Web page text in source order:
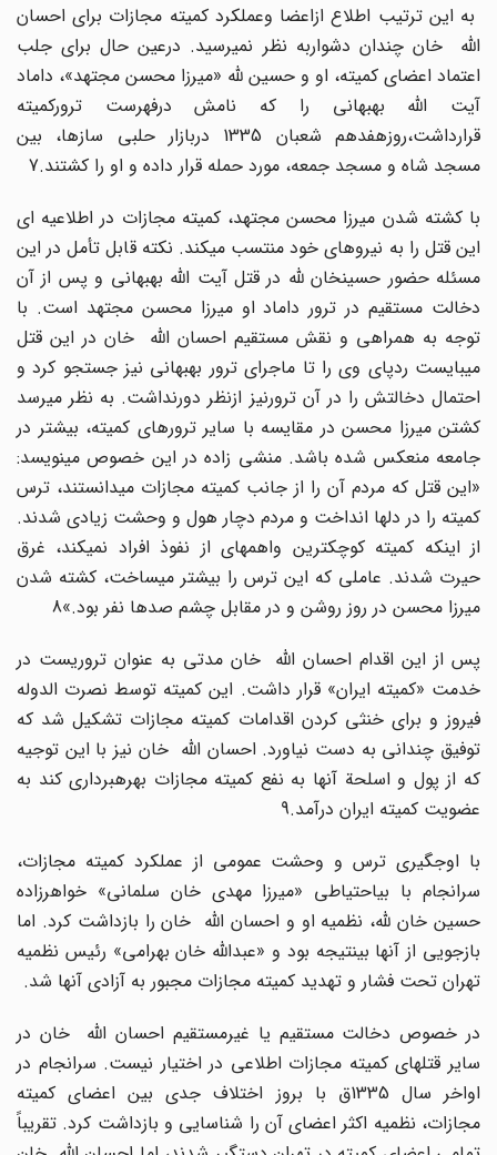
به این ترتیب اطلاع ازاعضا وعملکرد کمیته مجازات برای احسان
الله خان چندان دشواربه نظر نمیرسید. درعین حال برای جلب
اعتماد اعضای کمیته، او و حسین لله «میرزا محسن مجتهد»، داماد
آیت الله بهبهانی را که نامش درفهرست ترورکمیته
قرارداشت،روزهفدهم شعبان 1335 دربازار حلبی سازها، بین
مسجد شاه و مسجد جمعه، مورد حمله قرار داده و او را کشتند.7
با کشته شدن میرزا محسن مجتهد، کمیته مجازات در اطلاعیه ای
این قتل را به نیروهای خود منتسب میکند. نکته قابل تأمل در این
مسئله حضور حسینخان لله در قتل آیت الله بهبهانی و پس از آن
دخالت مستقیم در ترور داماد او میرزا محسن مجتهد است. با
توجه به همراهی و نقش مستقیم احسان الله خان در این قتل
میبایست ردپای وی را تا ماجرای ترور بهبهانی نیز جستجو کرد و
احتمال دخالتش را در آن ترورنیز ازنظر دورنداشت. به نظر میرسد
کشتن میرزا محسن در مقایسه با سایر ترورهای کمیته، بیشتر در
جامعه منعکس شده باشد. منشی زاده در این خصوص مینویسد:
«این قتل که مردم آن را از جانب کمیته مجازات میدانستند، ترس
کمیته را در دلها انداخت و مردم دچار هول و وحشت زیادی شدند.
از اینکه کمیته کوچکترین واهمهای از نفوذ افراد نمیکند، غرق
حیرت شدند. عاملی که این ترس را بیشتر میساخت، کشته شدن
میرزا محسن در روز روشن و در مقابل چشم صدها نفر بود.»8
پس از این اقدام احسان الله خان مدتی به عنوان تروریست در
خدمت «کمیته ایران» قرار داشت. این کمیته توسط نصرت الدوله
فیروز و برای خنثی کردن اقدامات کمیته مجازات تشکیل شد که
توفیق چندانی به دست نیاورد. احسان الله خان نیز با این توجیه
که از پول و اسلحة آنها به نفع کمیته مجازات بهرهبرداری کند به
عضویت کمیته ایران درآمد.9
با اوجگیری ترس و وحشت عمومی از عملکرد کمیته مجازات،
سرانجام با بیاحتیاطی «میرزا مهدی خان سلمانی» خواهرزاده
حسین خان لله، نظمیه او و احسان الله خان را بازداشت کرد. اما
بازجویی از آنها بینتیجه بود و «عبدالله خان بهرامی» رئیس نظمیه
تهران تحت فشار و تهدید کمیته مجازات مجبور به آزادی آنها شد.
در خصوص دخالت مستقیم یا غیرمستقیم احسان الله خان در
سایر قتلهای کمیته مجازات اطلاعی در اختیار نیست. سرانجام در
اواخر سال 1335ق با بروز اختلاف جدی بین اعضای کمیته
مجازات، نظمیه اکثر اعضای آن را شناسایی و بازداشت کرد. تقریباً